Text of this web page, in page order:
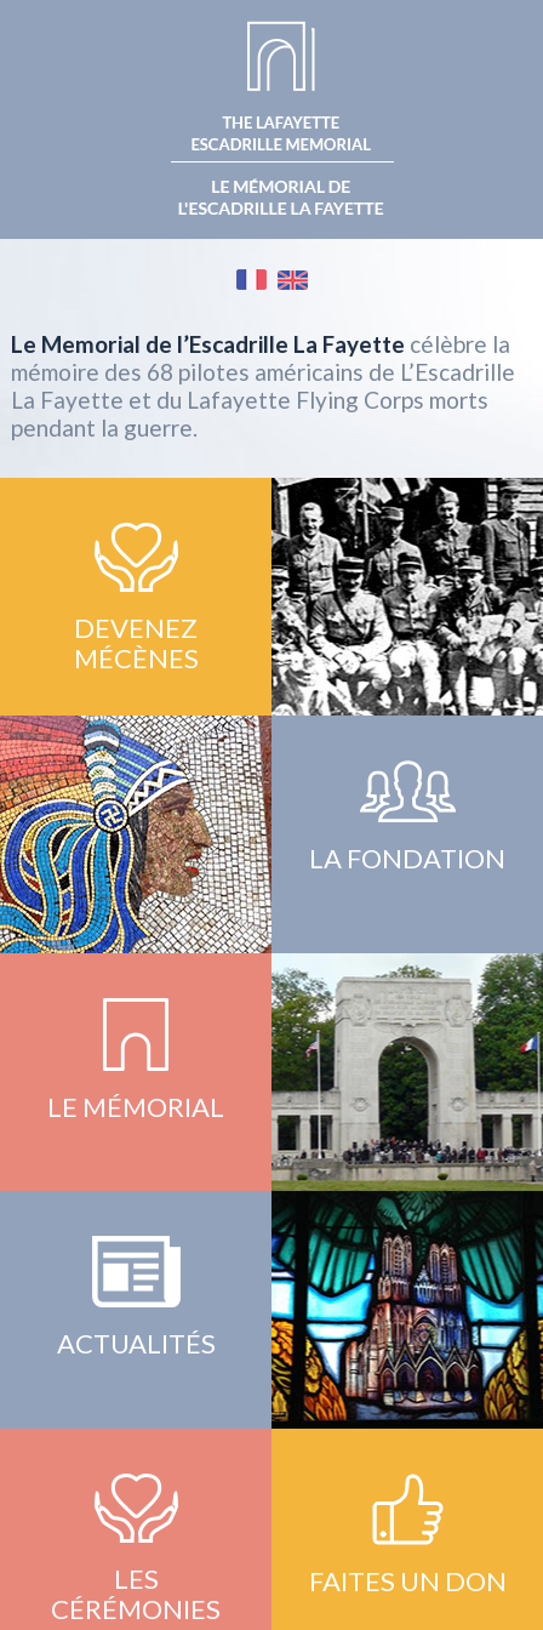
Le Memorial de l’Escadrille La Fayette célèbre la
mémoire des 68 pilotes américains de L’Escadrille
La Fayette et du Lafayette Flying Corps morts
pendant la guerre.
DEVENEZ
MÉCÈNES
LA FONDATION
LE MÉMORIAL
ACTUALITÉS
LES
CÉRÉMONIES
FAITES UN DON